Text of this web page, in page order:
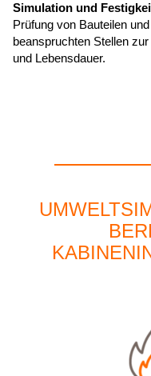
Simulation und
Prüfung von Bauteilen
beanspruchten Stellen
und Lebensdauer.